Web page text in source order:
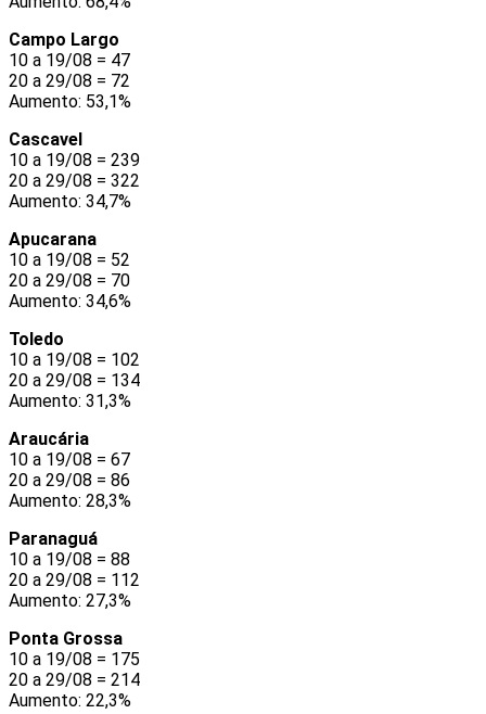
Campo Largo
10 a 19/08 = 47
20 a 29/08 = 72
Aumento: 53,1%
Cascavel
10 a 19/08 = 239
20 a 29/08 = 322
Aumento: 34,7%
Apucarana
10 a 19/08 = 52
20 a 29/08 = 70
Aumento: 34,6%
Toledo
10 a 19/08 = 102
20 a 29/08 = 134
Aumento: 31,3%
Araucária
10 a 19/08 = 67
20 a 29/08 = 86
Aumento: 28,3%
Paranaguá
10 a 19/08 = 88
20 a 29/08 = 112
Aumento: 27,3%
Ponta Grossa
10 a 19/08 = 175
20 a 29/08 = 214
Aumento: 22,3%